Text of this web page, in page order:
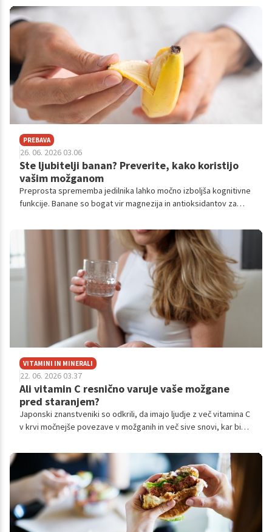
PREBAVA
26. 06. 2026 03.06
Ste ljubitelji banan? Preverite, kako koristijo
vašim možganom
Preprosta sprememba jedilnika lahko močno izboljša kognitivne
funkcije. Banane so bogat vir magnezija in antioksidantov za
VITAMINI IN MINERALI
22. 06. 2026 03.37
Ali vitamin C resnično varuje vaše možgane
pred staranjem?
Japonski znanstveniki so odkrili, da imajo ljudje z več vitamina C
v krvi močnejše povezave v možganih in več sive snovi, kar bi